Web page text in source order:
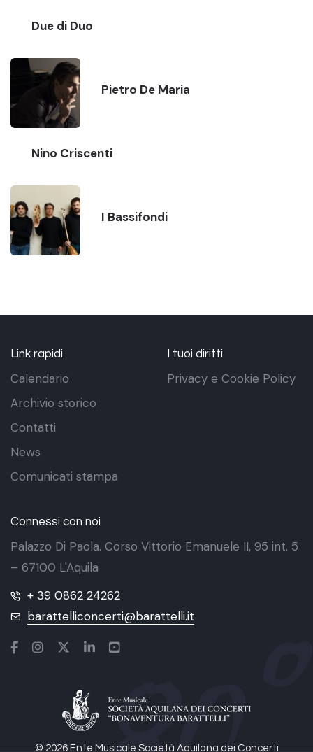
Due di Duo
Pietro De Maria
Nino Criscenti
I Bassifondi
© 2026 Ente Musicale Società Aquilana dei Concerti
Link rapidi
Calendario
Archivio storico
Contatti
News
Comunicati stampa
I tuoi diritti
Privacy e Cookie Policy
Connessi con noi
Palazzo Di Paola. Corso Vittorio Emanuele II, 95 int. 5
– 67100 L'Aquila
+ 39 0862 24262
barattelliconcerti@barattelli.it